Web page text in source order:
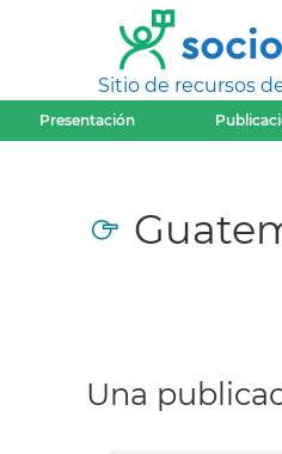
Sitio de recursos
Presentación
Una